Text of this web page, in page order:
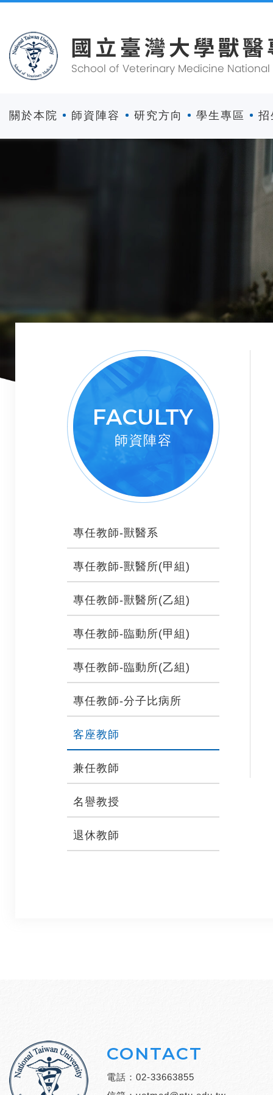
關於本院 師資陣容 研究方向 學生專區 招
FACULTY
師資陣容
專任教師-獸醫系
專任教師-獸醫所(甲組)
專任教師-獸醫所(乙組)
專任教師-臨動所(甲組)
專任教師-臨動所(乙組)
專任教師-分子比病所
客座教師
兼任教師
名譽教授
退休教師
CONTACT
電話： 02-33663855